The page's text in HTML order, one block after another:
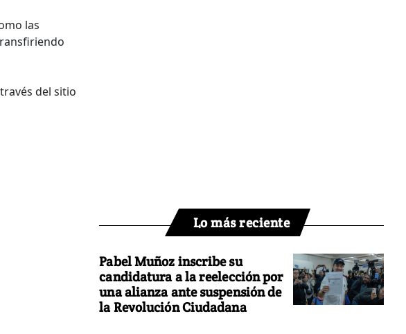
las
del sitio
Lo más reciente
Pabel Muñoz inscribe su
candidatura a la reelección por
una alianza ante suspensión de
la Revolución Ciudadana